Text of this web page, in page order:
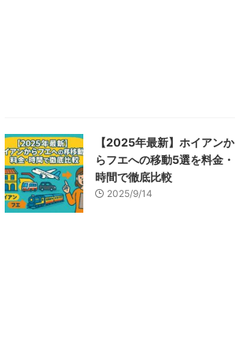
【2025年最新】ホイアンか
らフエへの移動5選を料金・
時間で徹底比較
2025/9/14